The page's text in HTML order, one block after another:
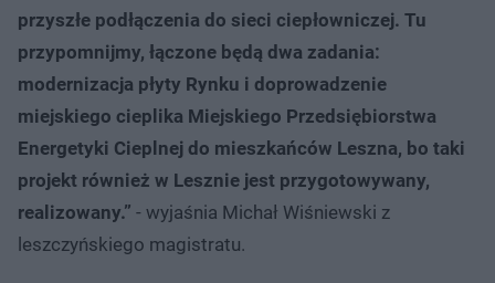
przyszłe podłączenia do sieci ciepłowniczej. Tu
przypomnijmy, łączone będą dwa zadania:
modernizacja płyty Rynku i doprowadzenie
miejskiego cieplika Miejskiego Przedsiębiorstwa
Energetyki Cieplnej do mieszkańców Leszna, bo taki
projekt również w Lesznie jest przygotowywany,
realizowany.” - wyjaśnia Michał Wiśniewski z
leszczyńskiego magistratu.